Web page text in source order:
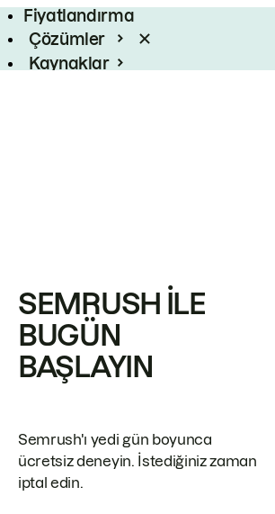
Fiyatlandırma
Çözümler
Kaynaklar
SEMRUSH ILE
BUGÜN
BAŞLAYIN
Semrush'ı yedi gün boyunca
ücretsiz deneyin. İstediğiniz zaman
iptal edin.